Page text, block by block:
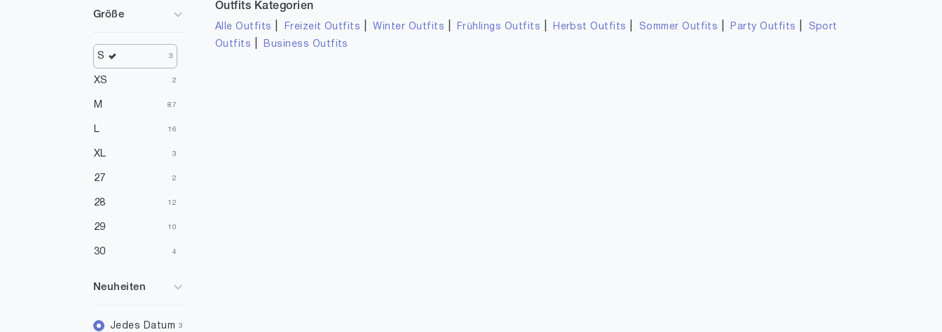
Größe
S 3
XS 2
M 87
L 16
XL 3
27 2
28 12
29 10
30 4
36 3
Neuheiten
Jedes Datum 3
Outfits Kategorien
Alle Outfits Freizeit Outfits |Winter Outfits Frühlings Outfits Herbst Outfits Sommer Outfits Party Outfits
Sport
Outfits
Business Outfits